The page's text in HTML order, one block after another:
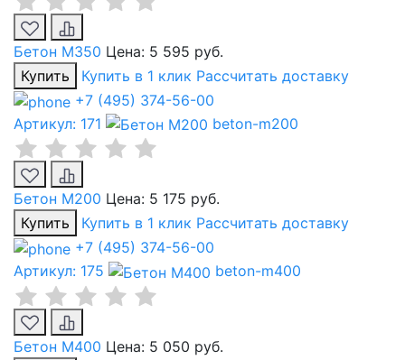
Бетон М350 Цена: 5 595 руб.
Купить
Купить в 1 клик Рассчитать доставку
+7 (495) 374-56-00
Артикул: 171
beton-m200
Бетон М200 Цена: 5 175 руб.
Купить
Купить в 1 клик Рассчитать доставку
+7 (495) 374-56-00
Артикул: 175
beton-m400
Бетон М400 Цена: 5 050 руб.